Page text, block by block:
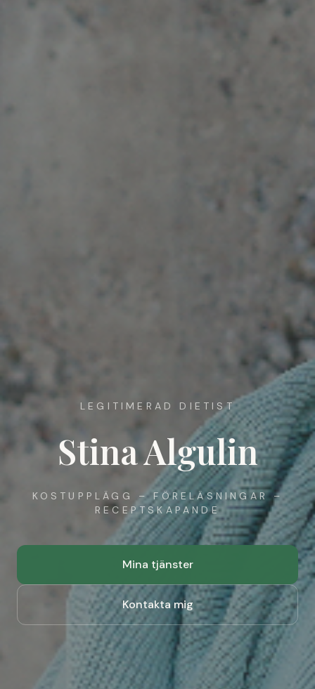
LEGITIMERAD DIETIST
Stina Algulin
KOSTUPPLÄGG – FÖRELÄSNINGAR –
RECEPTSKAPANDE
Mina tjänster
Kontakta mig